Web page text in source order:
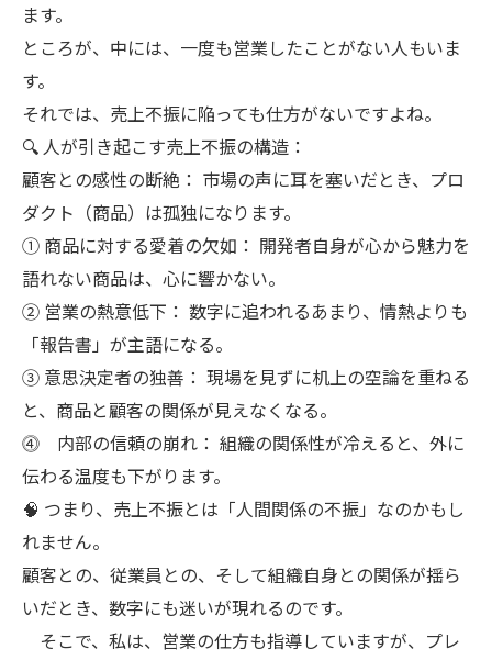
ます。
ところが、中には、一度も営業したことがない人もいま
す。
それでは、売上不振に陥っても仕方がないですよね。
🔍 人が引き起こす売上不振の構造：
顧客との感性の断絶： 市場の声に耳を塞いだとき、プロ
ダクト（商品）は孤独になります。
① 商品に対する愛着の欠如： 開発者自身が心から魅力を
語れない商品は、心に響かない。
② 営業の熱意低下： 数字に追われるあまり、情熱よりも
「報告書」が主語になる。
③ 意思決定者の独善： 現場を見ずに机上の空論を重ねる
と、商品と顧客の関係が見えなくなる。
⓸ 内部の信頼の崩れ： 組織の関係性が冷えると、外に
伝わる温度も下がります。
🧠 つまり、売上不振とは「人間関係の不振」なのかもし
れません。
顧客との、従業員との、そして組織自身との関係が揺ら
いだとき、数字にも迷いが現れるのです。
そこで、私は、営業の仕方も指導していますが、プレ